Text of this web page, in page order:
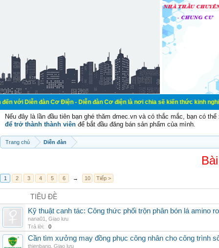
đàn Cơ Điện - Diễn đàn Cơ điện là nơi chia sẽ kiến thức kinh nghiệm
Nếu đây là lần đầu tiên bạn ghé thăm dmec.vn và có thắc mắc, bạn có
để trở thành thành viên để bắt đầu đăng bán sản phẩm của mình.
Trang chủ Diễn đàn
1 2 3 4 5 6 → 10 Tiếp >
TIÊU ĐỀ
Kỹ thuật canh tác: Công thức phối trộn phân bón lá amino
nana01
Giao lưu
Trả lời:
0
Cần tìm xưởng may đồng phục công nhân cho công trình
thienbang Giao lưu